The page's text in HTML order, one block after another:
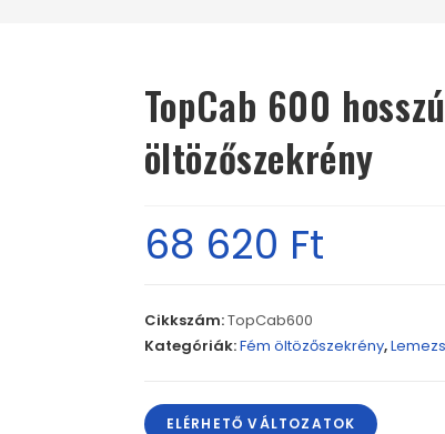
TopCab 600
öltözőszekrény
68 620 Ft
Cikkszám:TopCab600
Kategóriák:Fém öltözőszekrény,
ELÉRHETŐ VÁLTOZATOK